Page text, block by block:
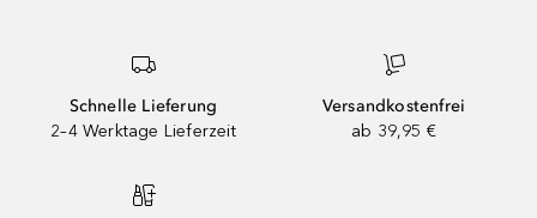
Schnelle Lieferung
2–4 Werktage Lieferzeit
Versandkostenfrei
ab 39,95 €